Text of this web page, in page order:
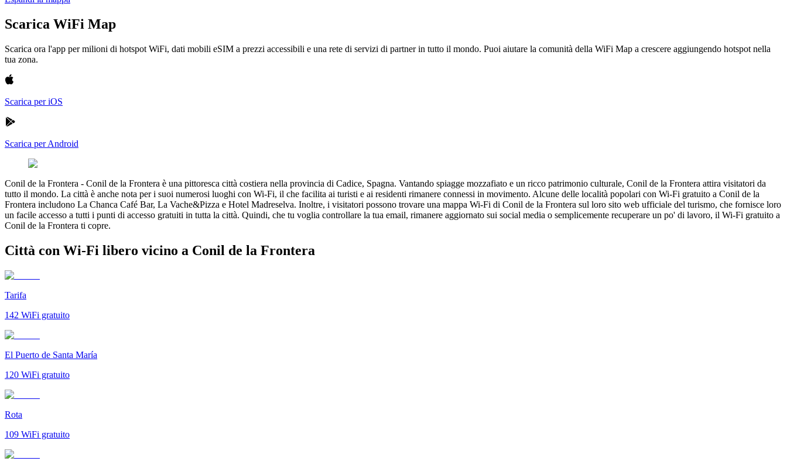
Scarica WiFi Map
Scarica ora l'app per milioni di hotspot WiFi, dati mobili eSIM a prezzi accessibili e una rete di servizi di partner in tutto il mondo. Puoi aiutare la comunità della WiFi Map a crescere aggiungendo hotspot nella
tua zona.
Scarica per iOS
Scarica per Android
Conil de la Frontera - Conil de la Frontera è una pittoresca città costiera nella provincia di Cadice, Spagna. Vantando spiagge mozzafiato e un ricco patrimonio culturale, Conil de la Frontera attira visitatori da
tutto il mondo. La città è anche nota per i suoi numerosi luoghi con Wi-Fi, il che facilita ai turisti e ai residenti rimanere connessi in movimento. Alcune delle località popolari con Wi-Fi gratuito a Conil de la
Frontera includono La Chanca Café Bar, La Vache&Pizza e Hotel Madreselva. Inoltre, i visitatori possono trovare una mappa Wi-Fi di Conil de la Frontera sul loro sito web ufficiale del turismo, che fornisce loro
un facile accesso a tutti i punti di accesso gratuiti in tutta la città. Quindi, che tu voglia controllare la tua email, rimanere aggiornato sui social media o semplicemente recuperare un po' di lavoro, il Wi-Fi gratuito a
Conil de la Frontera ti copre.
Città con Wi-Fi libero vicino a Conil de la Frontera
Tarifa
142 WiFi gratuito
El Puerto de Santa María
120 WiFi gratuito
Rota
109 WiFi gratuito